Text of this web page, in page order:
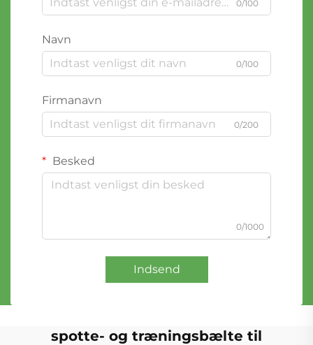
0/100
Navn
0/100
Firmanavn
0/200
Besked
0/1000
Indsend
spotte- og træningsbælte til